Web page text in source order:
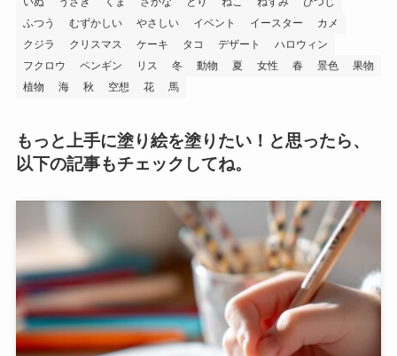
ふつう
むずかしい やさしい イベント イースター
カメ
クジラ
クリスマス ケーキ タコ デザート
ハロウィン
フクロウ
ペンギン リス 冬 動物 夏 女性 春 景色
果物
植物
海 秋 空想 花 馬
もっと上手に塗り絵を塗りたい！と思ったら、
以下の記事もチェックしてね。